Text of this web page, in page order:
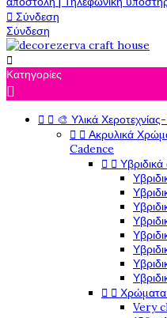
 Σύνδεση
Σύνδεση

Κατηγορίες

  🎨 Υλικά
  Ακρυλικά
Cadence
 
  Χρώματα
Very